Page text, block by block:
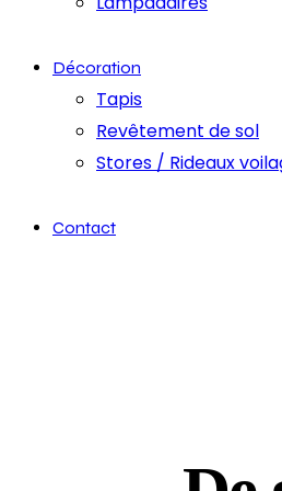
Décoration
Tapis
Revêtement de sol
Stores / Rideaux
Contact